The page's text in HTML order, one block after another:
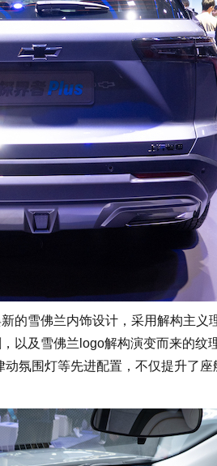
雪佛兰内饰设计，采用解构主义
以及雪佛兰logo解构演变而来的纹
氛围灯等先进配置，不仅提升了